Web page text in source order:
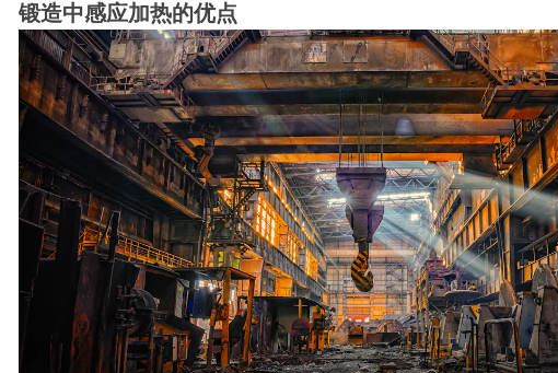
锻造中感应加热的优点